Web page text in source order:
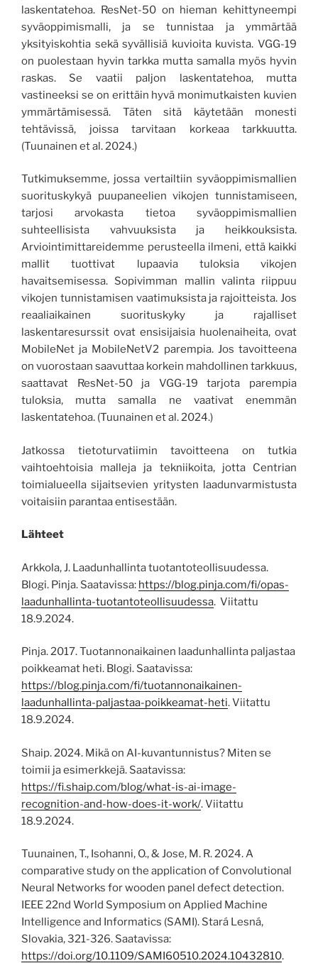
laskentatehoa. ResNet-50 on hieman kehittyneempi
syväoppimismalli, ja se tunnistaa ja ymmärtää
yksityiskohtia sekä syvällisiä kuvioita kuvista. VGG-19
on puolestaan hyvin tarkka mutta samalla myös hyvin
raskas. Se vaatii paljon laskentatehoa, mutta
vastineeksi se on erittäin hyvä monimutkaisten kuvien
ymmärtämisessä. Täten sitä käytetään monesti
tehtävissä, joissa tarvitaan korkeaa tarkkuutta.
(Tuunainen et al. 2024.)
Tutkimuksemme, jossa vertailtiin syväoppimismallien
suorituskykyä puupaneelien vikojen tunnistamiseen,
tarjosi arvokasta tietoa syväoppimismallien
suhteellisista vahvuuksista ja heikkouksista.
Arviointimittareidemme perusteella ilmeni, että kaikki
mallit tuottivat lupaavia tuloksia vikojen
havaitsemisessa. Sopivimman mallin valinta riippuu
vikojen tunnistamisen vaatimuksista ja rajoitteista. Jos
reaaliaikainen suorituskyky ja rajalliset
laskentaresurssit ovat ensisijaisia huolenaiheita, ovat
MobileNet ja MobileNetV2 parempia. Jos tavoitteena
on vuorostaan saavuttaa korkein mahdollinen tarkkuus,
saattavat ResNet-50 ja VGG-19 tarjota parempia
tuloksia, mutta samalla ne vaativat enemmän
laskentatehoa. (Tuunainen et al. 2024.)
Jatkossa tietoturvatiimin tavoitteena on tutkia
vaihtoehtoisia malleja ja tekniikoita, jotta Centrian
toimialueella sijaitsevien yritysten laadunvarmistusta
voitaisiin parantaa entisestään.
Lähteet
Arkkola, J. Laadunhallinta tuotantoteollisuudessa.
Blogi. Pinja. Saatavissa: https://blog.pinja.com/fi/opas-
laadunhallinta-tuotantoteollisuudessa. Viitattu
18.9.2024.
Pinja. 2017. Tuotannonaikainen laadunhallinta paljastaa
poikkeamat heti. Blogi. Saatavissa:
https://blog.pinja.com/fi/tuotannonaikainen-
laadunhallinta-paljastaa-poikkeamat-heti. Viitattu
18.9.2024.
Shaip. 2024. Mikä on AI-kuvantunnistus? Miten se
toimii ja esimerkkejä. Saatavissa:
https://fi.shaip.com/blog/what-is-ai-image-
recognition-and-how-does-it-work/. Viitattu
18.9.2024.
Tuunainen, T., Isohanni, O., & Jose, M. R. 2024. A
comparative study on the application of Convolutional
Neural Networks for wooden panel defect detection.
IEEE 22nd World Symposium on Applied Machine
Intelligence and Informatics (SAMI). Stará Lesná,
Slovakia, 321-326. Saatavissa:
https://doi.org/10.1109/SAMI60510.2024.10432810.